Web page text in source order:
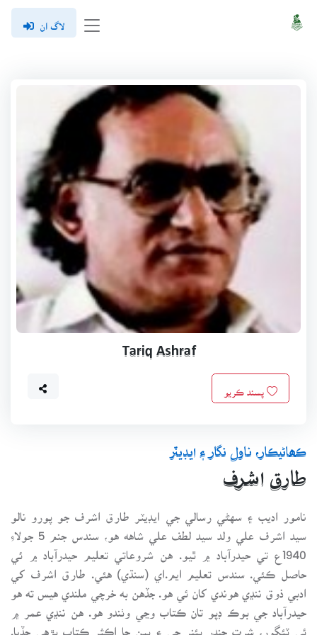
لاگ ان
Tariq Ashraf
ڪھاڻيڪار، ناول نگار ۽ ايڊيٽر
طارق اشرف
نامور اديب ۽ سهڻي رسالي جي ايڊيٽر طارق اشرف جو پورو نالو
سيد اشرف علي ولد سيد لطف علي شاهه هو، سندس جنم 5 جولاءِ
1940ع تي حيدرآباد ۾ ٿيو. هن شروعاتي تعليم حيدرآباد ۾ ئي
حاصل ڪئي. سندس تعليم ايم.اي (سنڌي) هئي. طارق اشرف کي
ادبي ذوق ننڍي هوندي کان ئي هو. جڏهن به خرچي ملندي هيس ته هو
حيدرآباد جي بوڪ ڊپو تان ڪتاب وڃي وٺندو هو. هن ننڍي عمر ۾
ئي ٽئگور، شرت چندر بئنر جي ۽ ٻين جا اڪثر ڪتاب پڙهي ڇڏيا.